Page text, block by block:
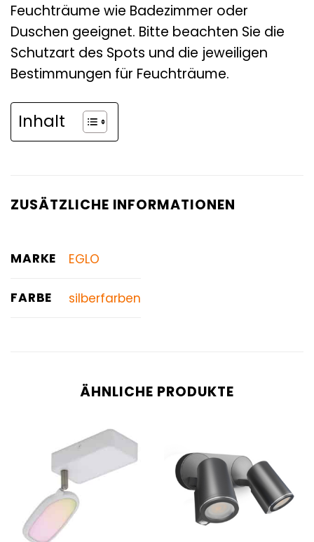
Feuchträume wie Badezimmer oder
Duschen geeignet. Bitte beachten Sie die
Schutzart des Spots und die jeweiligen
Bestimmungen für Feuchträume.
Inhalt
ZUSÄTZLICHE INFORMATIONEN
MARKE EGLO
FARBE silberfarben
ÄHNLICHE PRODUKTE